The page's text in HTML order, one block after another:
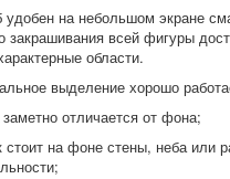
удобен на небольшом экране
закрашивания всей фигуры
области.
выделение хорошо
отличается от фона;
стоит на фоне стены, неба или